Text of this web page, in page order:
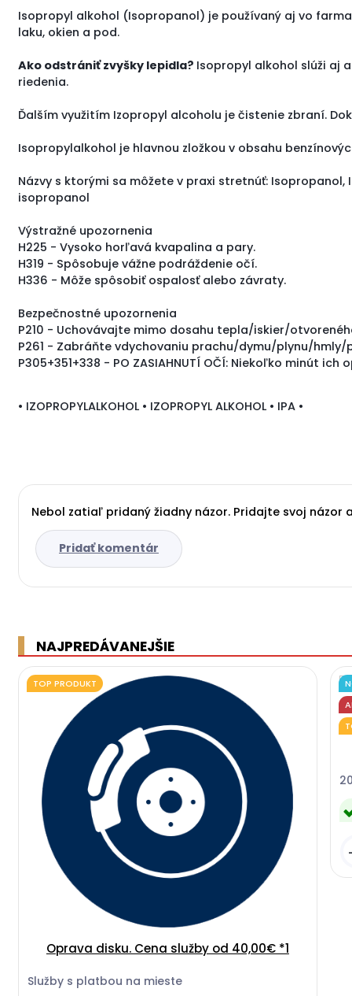
Isopropyl alkohol (Isopropanol) je používaný aj vo
laku, okien a pod.
Ako odstrániť zvyšky lepidla? Isopropyl alkohol slúži aj
riedenia.
Ďalším využitím Izopropyl alcoholu je čistenie zbraní.
Isopropylalkohol je hlavnou zložkou v obsahu
Názvy s ktorými sa môžete v praxi stretnúť:
isopropanol
Výstražné upozornenia
H225 - Vysoko horľavá kvapalina a pary.
H319 - Spôsobuje vážne podráždenie očí.
H336 - Môže spôsobiť ospalosť alebo závraty.
Bezpečnostné upozornenia
P210 - Uchovávajte mimo dosahu tepla/iskier/
P261 - Zabráňte vdychovaniu prachu/dymu/plynu/
P305+351+338 - PO ZASIAHNUTÍ OČÍ: Niekoľko minút
• IZOPROPYLALKOHOL • IZOPROPYL ALKOHOL • IPA •
Nebol zatiaľ pridaný žiadny názor. Pridajte svoj názor
Pridať komentár
NAJPREDÁVANEJŠIE
Oprava disku. Cena služby od 40,00€ *1
Služby s platbou na mieste
TOP PRODUKT